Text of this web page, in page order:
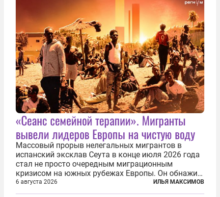
«Сеанс семейной терапии». Мигранты
вывели лидеров Европы на чистую воду
Массовый прорыв нелегальных мигрантов в
испанский эксклав Сеута в конце июля 2026 года
стал не просто очередным миграционным
кризисом на южных рубежах Европы. Он обнажил
фундаментальный раскол внутри Евросоюза,
продемонстрировав, что десятилетиями
6 августа 2026 ИЛЬЯ МАКСИМОВ